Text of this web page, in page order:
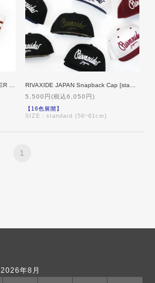
5,500円(税込6,050円)
【16色展開】
SIZE：standard (56~61cm)
1
2026年8月